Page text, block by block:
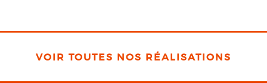
VOIR TOUTES NOS RÉALISATIONS